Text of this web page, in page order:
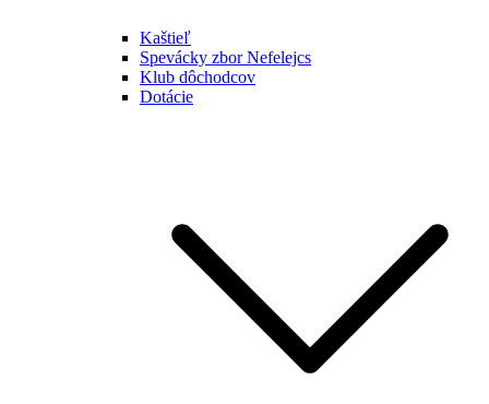
Kaštieľ
Spevácky zbor Nefelejcs
Klub dôchodcov
Dotácie